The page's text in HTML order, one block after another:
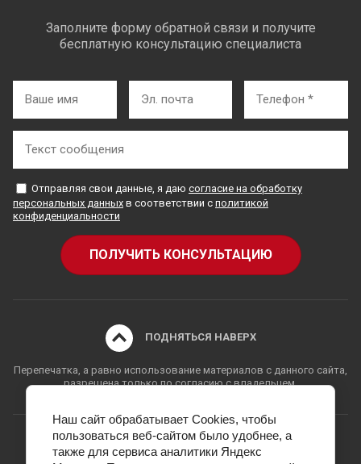
Заполните форму обратной связи и получите
бесплатную консультацию специалиста
Отправляя свои данные, я даю согласие на обработку
персональных данных в соответствии с политикой
конфиденциальности
ПОДНЯТЬСЯ НАВЕРХ
Перепечатка, а равно использование материалов с данного сайта,
разрешена только по согласию с владельцем.
Copyright © 2009 - 2026
Наш сайт обрабатывает Cookies, чтобы
пользоваться веб-сайтом было удобнее, а
также для сервиса аналитики Яндекс